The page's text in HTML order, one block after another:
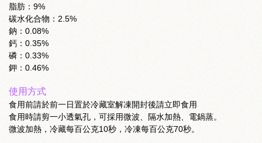
脂肪：9%
碳水化合物：2.5%
鈉：0.08%
鈣：0.35%
磷：0.33%
鉀：0.46%
使用方式
食用前請於前一日置於冷藏室解凍開封後請立即食用
食用時請剪一小透氣孔，可採用微波、隔水加熱、電鍋蒸。
微波加熱，冷藏每百公克10秒，冷凍每百公克70秒。